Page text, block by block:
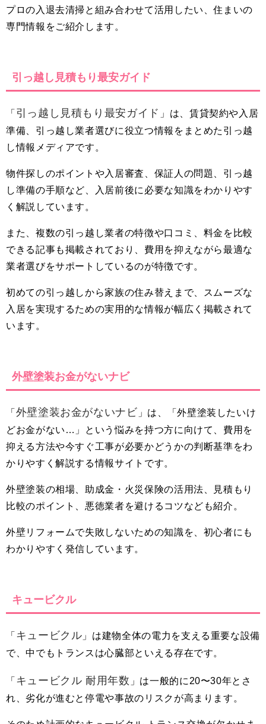
プロの入退去清掃と組み合わせて活用したい、住まいの
専門情報をご紹介します。
引っ越し見積もり最安ガイド
「 引っ越し見積もり最安ガイド 」は、賃貸契約や入居
準備、引っ越し業者選びに役立つ情報をまとめた引っ越
し情報メディアです。
物件探しのポイントや入居審査、保証人の問題、引っ越
し準備の手順など、入居前後に必要な知識をわかりやす
く解説しています。
また、複数の引っ越し業者の特徴や口コミ、料金を比較
できる記事も掲載されており、費用を抑えながら最適な
業者選びをサポートしているのが特徴です。
初めての引っ越しから家族の住み替えまで、スムーズな
入居を実現するための実用的な情報が幅広く掲載されて
います。
外壁塗装お金がないナビ
「 外壁塗装お金がないナビ 」は、「外壁塗装したいけ
どお金がない…」という悩みを持つ方に向けて、費用を
抑える方法や今すぐ工事が必要かどうかの判断基準をわ
かりやすく解説する情報サイトです。
外壁塗装の相場、助成金・火災保険の活用法、見積もり
比較のポイント、悪徳業者を避けるコツなども紹介。
外壁リフォームで失敗しないための知識を、初心者にも
わかりやすく発信しています。
キュービクル
「 キュービクル 」は建物全体の電力を支える重要な設備
で、中でもトランスは心臓部といえる存在です。
「 キュービクル 耐用年数 」は一般的に20〜30年とさ
れ、劣化が進むと停電や事故のリスクが高まります。